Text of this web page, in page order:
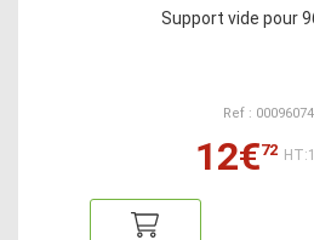
Support vide pour
Ref :
12€72